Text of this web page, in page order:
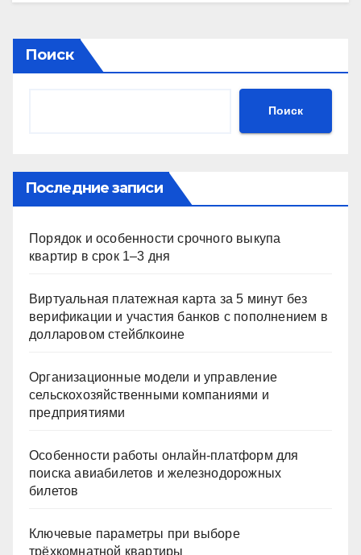
Поиск
Поиск
Последние записи
Порядок и особенности срочного выкупа
квартир в срок 1–3 дня
Виртуальная платежная карта за 5 минут без
верификации и участия банков с пополнением в
долларовом стейблкоине
Организационные модели и управление
сельскохозяйственными компаниями и
предприятиями
Особенности работы онлайн-платформ для
поиска авиабилетов и железнодорожных
билетов
Ключевые параметры при выборе
трёхкомнатной квартиры